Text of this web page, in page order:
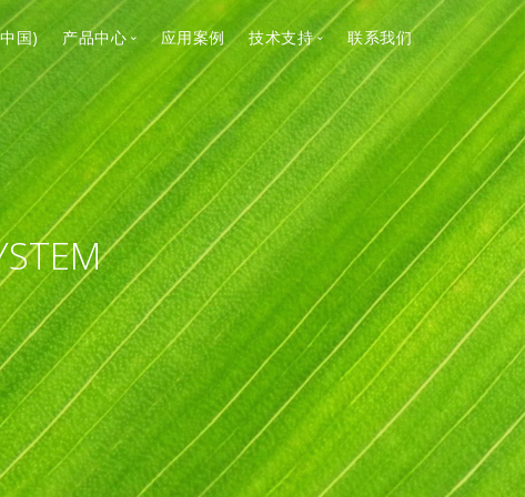
国) 产品中心
流体输送与控制
计量与消毒系统
气味控制及废气处理系统
应用案例 技术支持
流体输送与控制
计量与消毒系统
气味控制及废气处理系统
联系我们